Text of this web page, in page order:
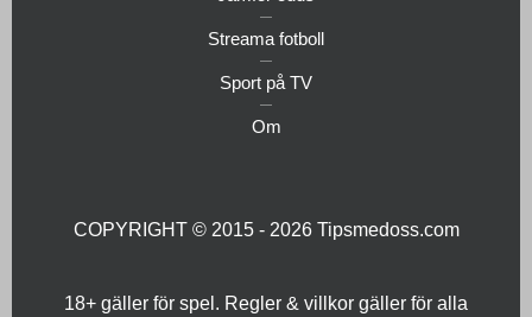
Streama fotboll
Sport på TV
Om
COPYRIGHT © 2015 - 2026 Tipsmedoss.com
18+ gäller för spel. Regler & villkor gäller för alla